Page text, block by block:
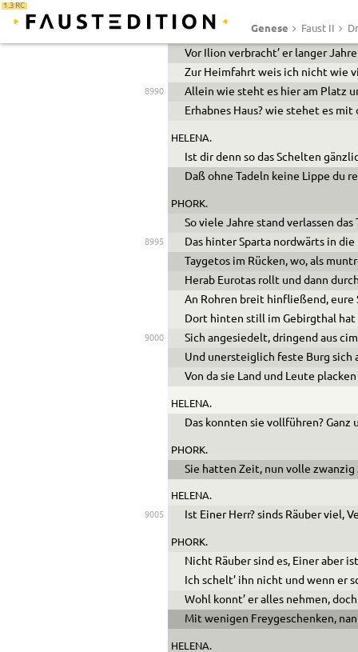
1.3 RC
Genese Faust II
Gestad und Inseln, alles streift er
Mit Beute wiederkehrend, wie
Vor Ilion verbracht’ er langer Jahre
Zur Heimfahrt weis ich nicht wie
8990
Allein wie steht es hier am Platz
Erhabnes Haus? wie stehet es mit
HELENA.
Ist dir denn so das Schelten
Daß ohne Tadeln keine Lippe du
PHORK.
So viele Jahre stand verlassen das
8995
Das hinter Sparta nordwärts in
Taygetos im Rücken, wo, als
Herab Eurotas rollt und dann
An Rohren breit hinfließend, eure
Dort hinten still im Gebirgthal hat
9000
Sich angesiedelt, dringend aus
Und unersteiglich feste Burg sich
Von da sie Land und Leute
HELENA.
Das konnten sie vollführen? Ganz
PHORK.
Sie hatten Zeit, nun volle zwanzig
HELENA.
9005 Ist Einer Herr? sinds Räuber viel,
PHORK.
Nicht Räuber sind es, Einer aber
Ich schelt’ ihn nicht und wenn er
Wohl konnt’ er alles nehmen,
Mit wenigen Freygeschenken,
HELENA.